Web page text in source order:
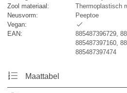
Zool materiaal:
Thermoplastisch
Neusvorm:
Peeptoe
Vegan:
EAN:
885487396729,
885487397160,
885487397474
Maattabel